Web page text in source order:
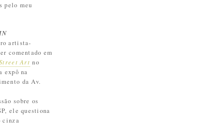
pelo meu
artista-
comentado em
Art no
expô na
da Av.
sobre os
ele questiona
cinza